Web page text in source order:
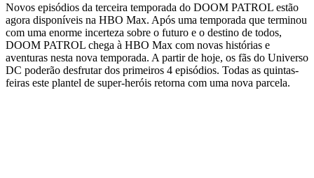
Novos episódios da terceira temporada do DOOM PATROL estão
agora disponíveis na HBO Max. Após uma temporada que terminou
com uma enorme incerteza sobre o futuro e o destino de todos,
DOOM PATROL chega à HBO Max com novas histórias e
aventuras nesta nova temporada. A partir de hoje, os fãs do Universo
DC poderão desfrutar dos primeiros 4 episódios. Todas as quintas-
feiras este plantel de super-heróis retorna com uma nova parcela.